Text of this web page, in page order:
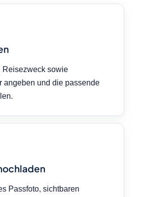
Reisezweck sowie
angeben und die passende
Passfoto, sichtbaren